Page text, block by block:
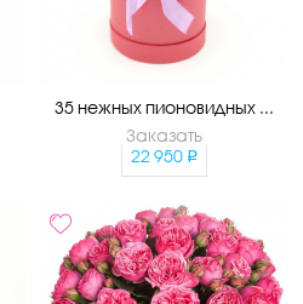
35 нежных пионовидных ...
Заказать
22 950